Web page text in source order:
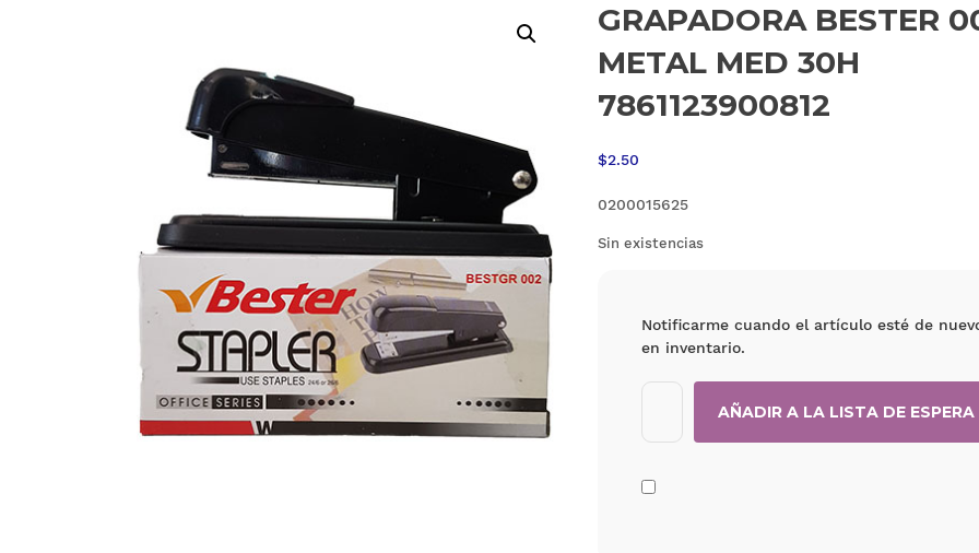
GRAPADORA BESTER
METAL MED 30H
7861123900812
$2.50
0200015625
Sin existencias
Notificarme cuando el artículo esté de
en inventario.